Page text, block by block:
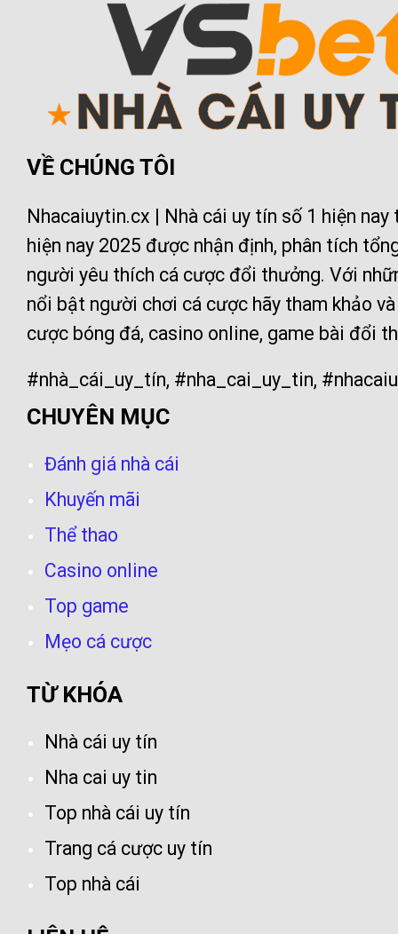
VỀ CHÚNG TÔI
Nhacaiuytin.cx | Nhà cái uy tín số 1 hiện nay
hiện nay 2025 được nhận định, phân tích
người yêu thích cá cược đổi thưởng. Với
nổi bật người chơi cá cược hãy tham khảo
cược bóng đá, casino online, game bài đổi
#nhà_cái_uy_tín, #nha_cai_uy_tin,
CHUYÊN MỤC
Đánh giá nhà cái
Khuyến mãi
Thể thao
Casino online
Top game
Mẹo cá cược
TỪ KHÓA
Nhà cái uy tín
Nha cai uy tin
Top nhà cái uy tín
Trang cá cược uy tín
Top nhà cái